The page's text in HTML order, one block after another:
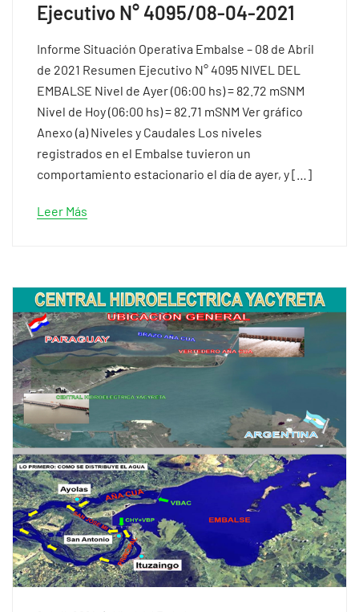
Ejecutivo N° 4095/08-04-2021
Informe Situación Operativa Embalse – 08 de Abril
de 2021 Resumen Ejecutivo N° 4095 NIVEL DEL
EMBALSE Nivel de Ayer (06:00 hs) = 82.72 mSNM
Nivel de Hoy (06:00 hs) = 82.71 mSNM Ver gráfico
Anexo (a) Niveles y Caudales Los niveles
registrados en el Embalse tuvieron un
comportamiento estacionario el día de ayer, y […]
Leer Más